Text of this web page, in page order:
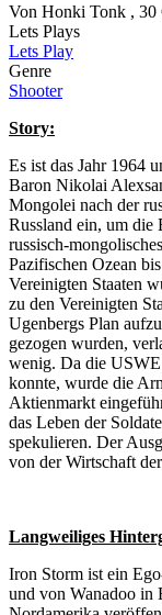
Von Honki Tonk , 30
Lets Plays
Lets Play
Genre
Shooter
Story:
Es ist das Jahr 1964
Baron Nikolai
Mongolei nach der
Russland ein, um die
russisch-
Pazifischen Ozean
Vereinigten Staaten
zu den Vereinigten
Ugenbergs Plan
gezogen wurden,
wenig. Da die
konnte, wurde die
Aktienmarkt
das Leben der
spekulieren. Der
von der Wirtschaft
Langweiliges
Iron Storm ist ein
und von Wanadoo in